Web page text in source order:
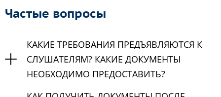
Частые вопросы
КАКИЕ ТРЕБОВАНИЯ ПРЕДЪЯВЛЯЮТСЯ К
СЛУШАТЕЛЯМ? КАКИЕ ДОКУМЕНТЫ
НЕОБХОДИМО ПРЕДОСТАВИТЬ?